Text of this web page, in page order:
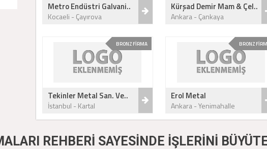
Metro Endüstri Galvani..
Kocaeli - Çayırova
Kürşad Demir Mam & Çel..
Ankara - Çankaya
BRONZ FİRMA
Tekinler Metal San. Ve..
İstanbul - Kartal
BRONZ
Erol Metal
Ankara - Yenimahalle
REHBERİ SAYESİNDE İŞLERİNİ